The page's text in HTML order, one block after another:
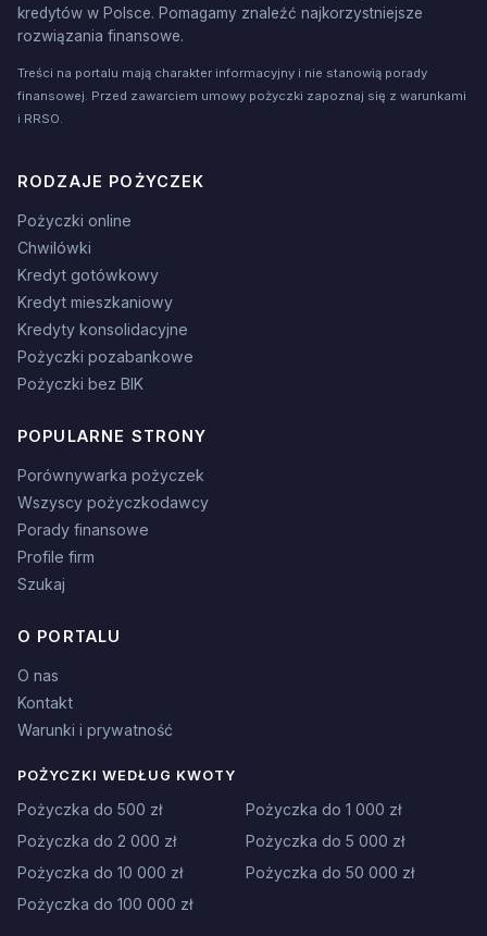
kredytów w Polsce. Pomagamy znaleźć najkorzystniejsze
rozwiązania finansowe.
Treści na portalu mają charakter informacyjny i nie stanowią porady
finansowej. Przed zawarciem umowy pożyczki zapoznaj się z warunkami
i RRSO.
RODZAJE POŻYCZEK
Pożyczki online
Chwilówki
Kredyt gotówkowy
Kredyt mieszkaniowy
Kredyty konsolidacyjne
Pożyczki pozabankowe
Pożyczki bez BIK
POPULARNE STRONY
Porównywarka pożyczek
Wszyscy pożyczkodawcy
Porady finansowe
Profile firm
Szukaj
O PORTALU
O nas
Kontakt
Warunki i prywatność
POŻYCZKI WEDŁUG KWOTY
Pożyczka do 500 zł
Pożyczka do 1 000 zł
Pożyczka do 2 000 zł
Pożyczka do 5 000 zł
Pożyczka do 10 000 zł
Pożyczka do 50 000 zł
Pożyczka do 100 000 zł